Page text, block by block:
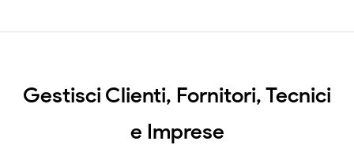
Gestisci Clienti, Fornitori, Tecnici
e Imprese